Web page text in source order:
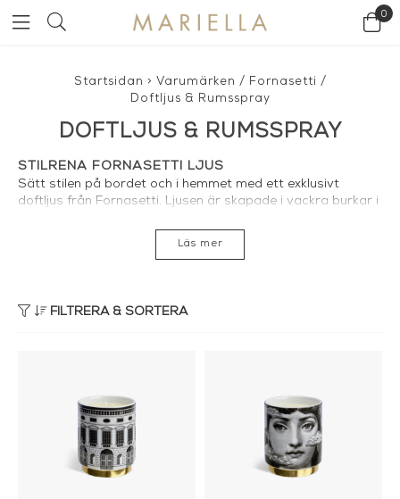
0
Startsidan > Varumärken / Fornasetti /
Doftljus & Rumsspray
DOFTLJUS & RUMSSPRAY
STILRENA FORNASETTI LJUS
Sätt stilen på bordet och i hemmet med ett exklusivt
doftljus från Fornasetti. Ljusen är skapade i vackra burkar i
Doften i Ljusen är dessutom från kända parfymörer så vill
FORNASETTI DOFTLJUS HOS MARIELLA
en förstklassig serie doftljus med unika och drömska dofter
och mönster. På Mariella finns en mängd olika doftljus som
pryds av musan Lina Cavalieris men även andra klassiska
Fornasettimönster finns vårt sortiment. Alla med sin unika
doft. Vill du pruda hemmet med ett ljus från Fornasetti så
Läs mer
FILTRERA & SORTERA